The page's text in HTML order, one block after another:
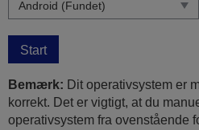
Start
Bemærk: Dit operativsystem er
korrekt. Det er vigtigt, at du
operativsystem fra ovenstående